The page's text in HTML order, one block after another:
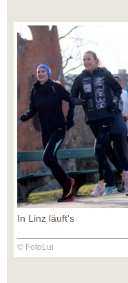
In Linz läuft's
© FotoLui